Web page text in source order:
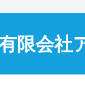
限会社